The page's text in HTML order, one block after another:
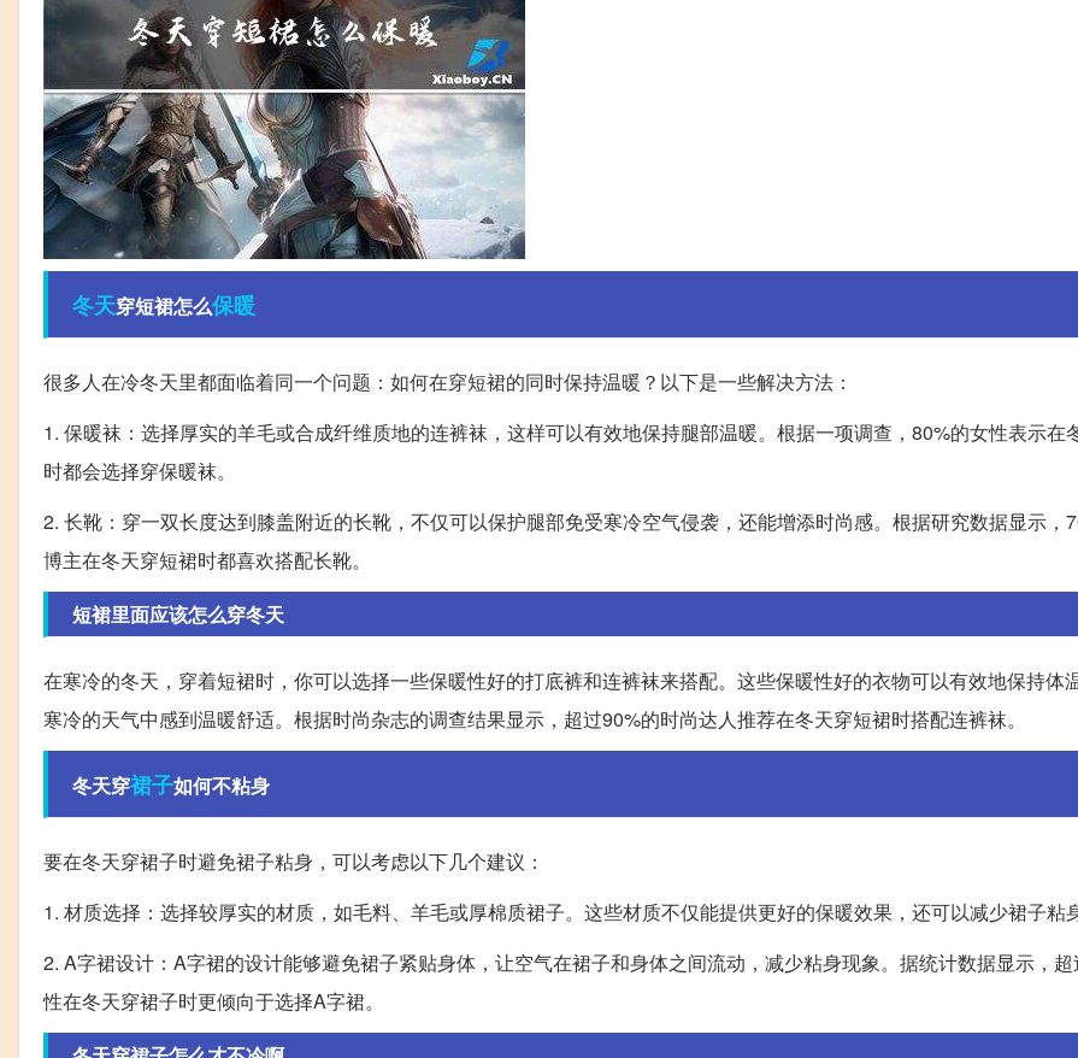
冬天穿短裙怎么保暖
很多人在冷冬天里都面临着同一个问题：如何在穿短裙的同时保持温暖？以下是一些解决方法：
1. 保暖袜：选择厚实的羊毛或合成纤维质地的连裤袜，这样可以有效地保持腿部温暖。根据一项调查，80%的女性表示在
时都会选择穿保暖袜。
2. 长靴：穿一双长度达到膝盖附近的长靴，不仅可以保护腿部免受寒冷空气侵袭，还能增添时尚感。根据研究数据显示，
博主在冬天穿短裙时都喜欢搭配长靴。
短裙里面应该怎么穿冬天
在寒冷的冬天，穿着短裙时，你可以选择一些保暖性好的打底裤和连裤袜来搭配。这些保暖性好的衣物可以有效地保持体
寒冷的天气中感到温暖舒适。根据时尚杂志的调查结果显示，超过90%的时尚达人推荐在冬天穿短裙时搭配连裤袜。
冬天穿裙子如何不粘身
要在冬天穿裙子时避免裙子粘身，可以考虑以下几个建议：
1. 材质选择：选择较厚实的材质，如毛料、羊毛或厚棉质裙子。这些材质不仅能提供更好的保暖效果，还可以减少裙子粘
2. A字裙设计：A字裙的设计能够避免裙子紧贴身体，让空气在裙子和身体之间流动，减少粘身现象。据统计数据显示，
性在冬天穿裙子时更倾向于选择A字裙。